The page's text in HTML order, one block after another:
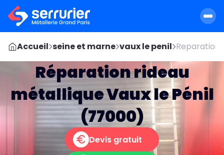
Accueil seine et marne vaux le penil Reparation
Réparation rideau
métallique Vaux le Pénil
(77000)
Devis gratuit